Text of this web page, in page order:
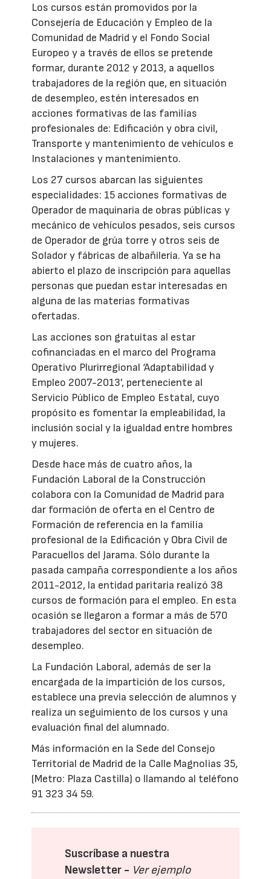
Los cursos están promovidos por la
Consejería de Educación y Empleo de la
Comunidad de Madrid y el Fondo Social
Europeo y a través de ellos se pretende
formar, durante 2012 y 2013, a aquellos
trabajadores de la región que, en situación
de desempleo, estén interesados en
acciones formativas de las familias
profesionales de: Edificación y obra civil,
Transporte y mantenimiento de vehículos e
Instalaciones y mantenimiento.
Los 27 cursos abarcan las siguientes
especialidades: 15 acciones formativas de
Operador de maquinaria de obras públicas y
mecánico de vehículos pesados, seis cursos
de Operador de grúa torre y otros seis de
Solador y fábricas de albañilería. Ya se ha
abierto el plazo de inscripción para aquellas
personas que puedan estar interesadas en
alguna de las materias formativas
ofertadas.
Las acciones son gratuitas al estar
cofinanciadas en el marco del Programa
Operativo Plurirregional ‘Adaptabilidad y
Empleo 2007-2013’, perteneciente al
Servicio Público de Empleo Estatal, cuyo
propósito es fomentar la empleabilidad, la
inclusión social y la igualdad entre hombres
y mujeres.
Desde hace más de cuatro años, la
Fundación Laboral de la Construcción
colabora con la Comunidad de Madrid para
dar formación de oferta en el Centro de
Formación de referencia en la familia
profesional de la Edificación y Obra Civil de
Paracuellos del Jarama. Sólo durante la
pasada campaña correspondiente a los años
2011-2012, la entidad paritaria realizó 38
cursos de formación para el empleo. En esta
ocasión se llegaron a formar a más de 570
trabajadores del sector en situación de
desempleo.
La Fundación Laboral, además de ser la
encargada de la impartición de los cursos,
establece una previa selección de alumnos y
realiza un seguimiento de los cursos y una
evaluación final del alumnado.
Más información en la Sede del Consejo
Territorial de Madrid de la Calle Magnolias 35,
(Metro: Plaza Castilla) o llamando al teléfono
91 323 34 59.
Suscríbase a nuestra
Newsletter - Ver ejemplo